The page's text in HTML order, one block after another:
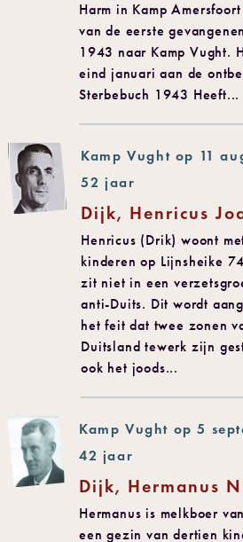
Harm in Kamp
van de eerste
1943 naar Kamp Vught.
eind januari aan de
Sterbebuch 1943 Heeft...
Kamp Vught op 11
52 jaar
Dijk, Henricus
Henricus (Drik) woont
kinderen op Lijnsheike
zit niet in een
anti-Duits. Dit wordt
het feit dat twee zonen
Duitsland tewerk zijn
ook het joods...
Kamp Vught op 5
42 jaar
Dijk, Hermanus
Hermanus is melkboer
een gezin van dertien